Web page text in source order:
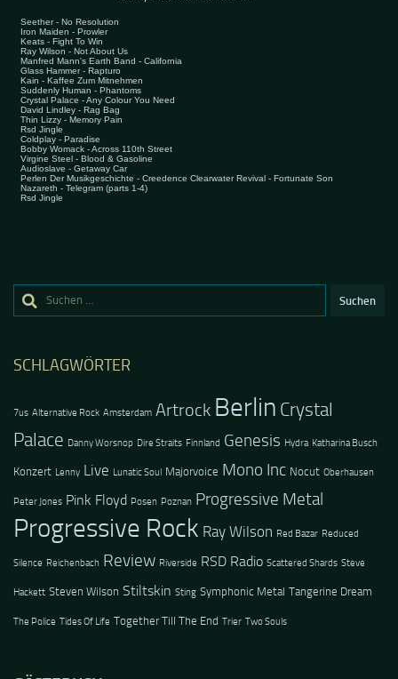
Suchen
SCHLAGWÖRTER
7us Alternative Rock Amsterdam Artrock Berlin Crystal
Palace Danny Worsnop Dire Straits Finnland Genesis Hydra Katharina Busch
Konzert Lenny Live Lunatic Soul Majorvoice Mono Inc Nocut Oberhausen
Peter Jones Pink Floyd Posen Poznan Progressive Metal
Progressive Rock Ray Wilson Red Bazar Reduced
Silence Reichenbach Review Riverside RSD Radio Scattered Shards Steve
Hackett Steven Wilson Stiltskin Sting Symphonic Metal Tangerine Dream
The Police Tides Of Life Together Till The End Trier Two Souls